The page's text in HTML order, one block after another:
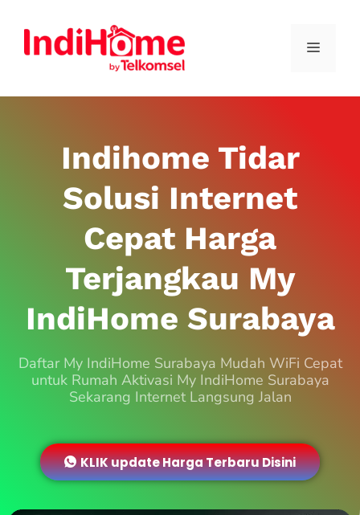
Indihome Tidar
Solusi Internet
Cepat Harga
Terjangkau My
IndiHome Surabaya
Daftar My IndiHome Surabaya Mudah WiFi Cepat
untuk Rumah Aktivasi My IndiHome Surabaya
Sekarang Internet Langsung Jalan
KLIK update Harga Terbaru Disini